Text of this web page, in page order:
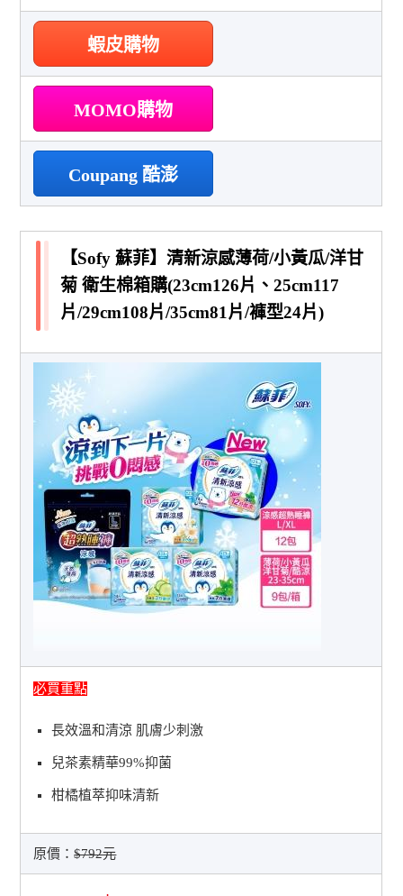
蝦皮購物
MOMO購物
Coupang 酷澎
【Sofy 蘇菲】清新涼感薄荷/小黃瓜/洋甘
菊 衛生棉箱購(23cm126片、25cm117
片/29cm108片/35cm81片/褲型24片)
必買重點
長效溫和清涼 肌膚少刺激
兒茶素精華99%抑菌
柑橘植萃抑味清新
原價：$792元